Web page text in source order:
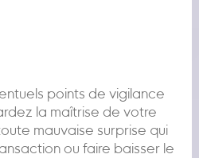
points de vigilance
la maîtrise de votre
mauvaise surprise qui
ou faire baisser le